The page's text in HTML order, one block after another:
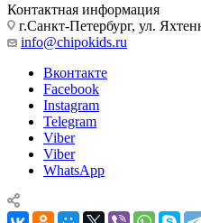
Контактная информация
г.Санкт-Петербург, ул.
info@chipokids.ru
Вконтакте
Facebook
Instagram
Telegram
Viber
Viber
WhatsApp